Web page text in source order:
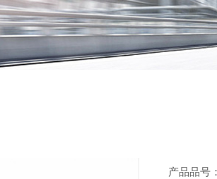
产品品号：